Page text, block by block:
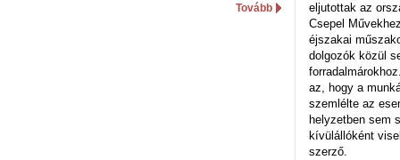
Tovább
eljutottak az
Csepel
éjszakai
dolgozók közül
az, hogy a
szemlélte az
helyzetben sem
kívülállóként
szerző.